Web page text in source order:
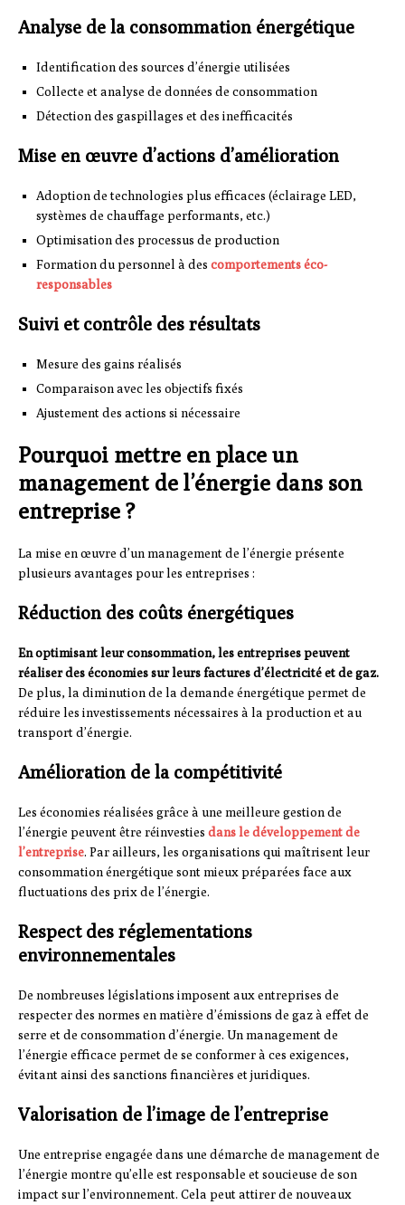
Analyse de la consommation énergétique
Identification des sources d’énergie utilisées
Collecte et analyse de données de consommation
Détection des gaspillages et des inefficacités
Mise en œuvre d’actions d’amélioration
Adoption de technologies plus efficaces (éclairage LED,
systèmes de chauffage performants, etc.)
Optimisation des processus de production
Formation du personnel à des comportements éco-
responsables
Suivi et contrôle des résultats
Mesure des gains réalisés
Comparaison avec les objectifs fixés
Ajustement des actions si nécessaire
Pourquoi mettre en place un
management de l’énergie dans son
entreprise ?
La mise en œuvre d’un management de l’énergie présente
plusieurs avantages pour les entreprises :
Réduction des coûts énergétiques
En optimisant leur consommation, les entreprises peuvent
réaliser des économies sur leurs factures d’électricité et de gaz.
De plus, la diminution de la demande énergétique permet de
réduire les investissements nécessaires à la production et au
transport d’énergie.
Amélioration de la compétitivité
Les économies réalisées grâce à une meilleure gestion de
l’énergie peuvent être réinvesties dans le développement de
l’entreprise. Par ailleurs, les organisations qui maîtrisent leur
consommation énergétique sont mieux préparées face aux
fluctuations des prix de l’énergie.
Respect des réglementations
environnementales
De nombreuses législations imposent aux entreprises de
respecter des normes en matière d’émissions de gaz à effet de
serre et de consommation d’énergie. Un management de
l’énergie efficace permet de se conformer à ces exigences,
évitant ainsi des sanctions financières et juridiques.
Valorisation de l’image de l’entreprise
Une entreprise engagée dans une démarche de management de
l’énergie montre qu’elle est responsable et soucieuse de son
impact sur l’environnement. Cela peut attirer de nouveaux